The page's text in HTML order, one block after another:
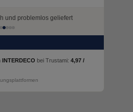
und problemlos geliefert
und problemlos geliefert
INTERDECO bei Trustami: 4,97 /